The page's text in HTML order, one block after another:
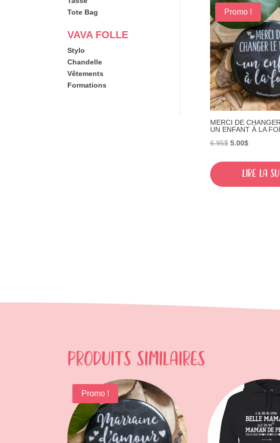
Tote Bag
VAVA FOLLE
Stylo
Chandelle
Vêtements
Formations
Promo !
MERCI DE
UN ENFANT À LA
6.95$ Le
initial
5.00$Le
actuel
Lire la
Produits similaires
Promo !